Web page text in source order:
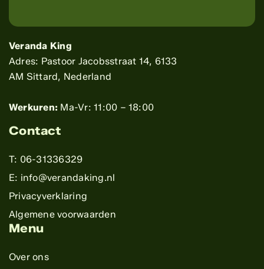
Veranda King
Adres: Pastoor Jacobsstraat 14, 6133
AM Sittard, Nederland
Werkuren: Ma-Vr: 11:00 – 18:00
Contact
T: 06-31336329
E: info@verandaking.nl
Privacyverklaring
Algemene voorwaarden
Menu
Over ons